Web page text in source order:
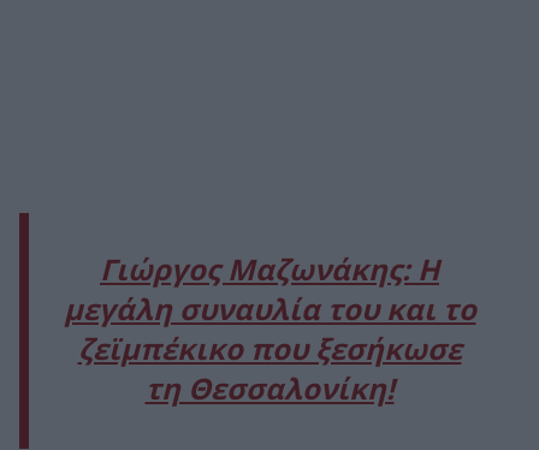
Γιώργος Μαζωνάκης: Η
μεγάλη συναυλία του και το
ζεϊμπέκικο που ξεσήκωσε
τη Θεσσαλονίκη!